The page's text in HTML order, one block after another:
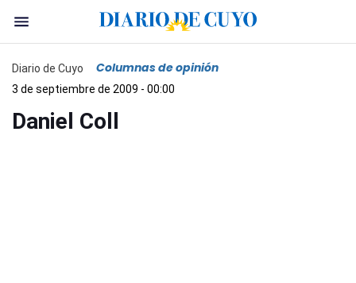
Diario de Cuyo Columnas de opinión
3 de septiembre de 2009 - 00:00
Daniel Coll